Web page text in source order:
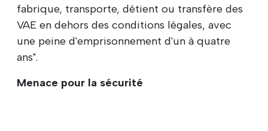
fabrique, transporte, détient ou transfère des
VAE en dehors des conditions légales, avec
une peine d'emprisonnement d'un à quatre
ans".
Menace pour la sécurité